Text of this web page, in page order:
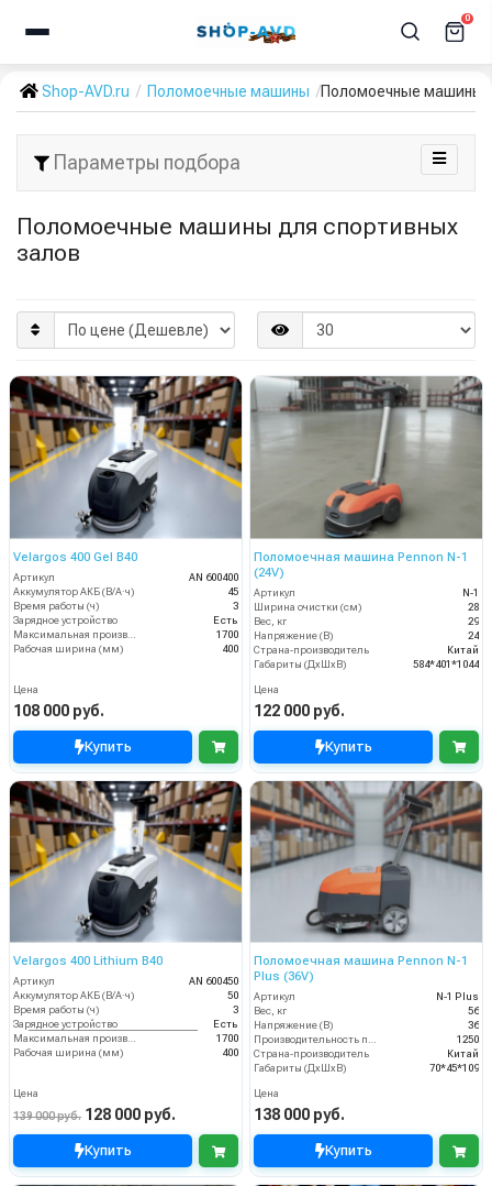
0
Shop-AVD.ru Поломоечные машины Поломоечные машины
Параметры подбора
Поломоечные машины для спортивных
залов
Velargos 400 Gel B40
Артикул
AN 600400
Аккумулятор АКБ (В/А·ч)
45
Время работы (ч)
3
Зарядное устройство
Есть
1700
Рабочая ширина (мм)
400
Цена
108 000 руб.
Купить
Поломоечная машина Pennon N-1
(24V)
Артикул
N-1
Ширина очистки (см)
28
Вес, кг
29
Напряжение (В)
24
Страна-производитель
Китай
Габариты (ДхШхВ)
584*401*1044
Цена
122 000 руб.
Купить
Velargos 400 Lithium B40
Артикул
AN 600450
Аккумулятор АКБ (В/А·ч)
50
Время работы (ч)
3
Зарядное устройство
Есть
Максимальная производительность (кв.м/час)
1700
Рабочая ширина (мм)
400
Цена
139 000 руб. 128 000 руб.
Купить
Поломоечная машина Pennon N-1
Plus (36V)
Артикул
N-1 Plus
Вес, кг
56
Напряжение (В)
36
Производительность по площади (м2/ч)
1250
Страна-производитель
Китай
Габариты (ДхШхВ)
70*45*109
Цена
138 000 руб.
Купить